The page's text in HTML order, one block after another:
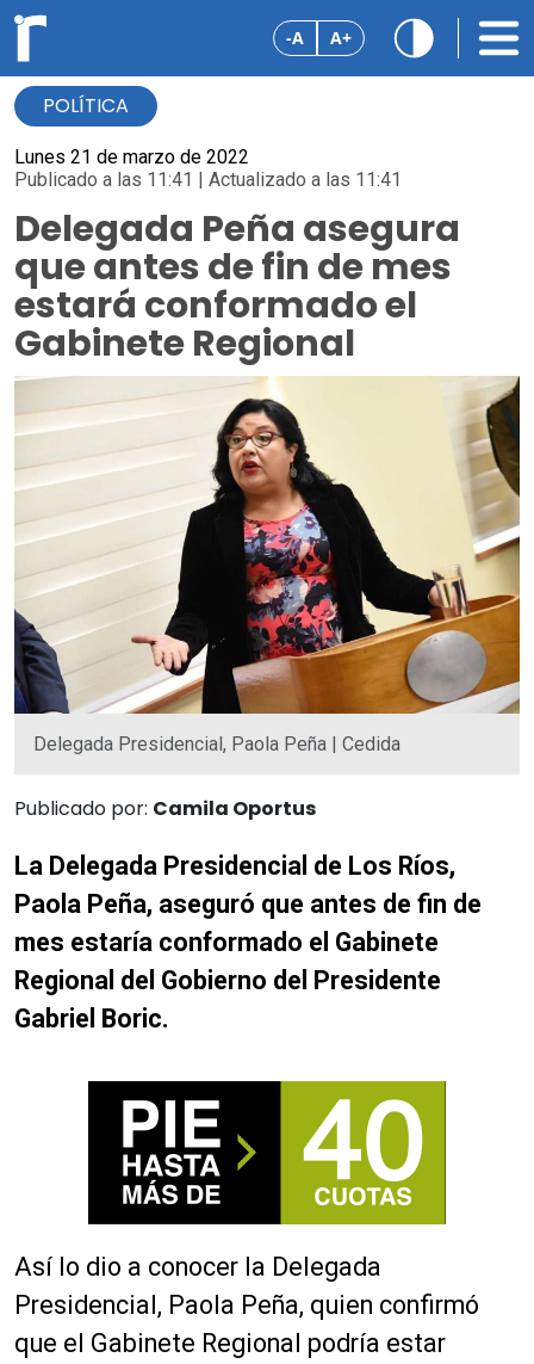
-A A+
POLÍTICA
Lunes 21 de marzo de 2022
Publicado a las 11:41 | Actualizado a las 11:41
Delegada Peña asegura
que antes de fin de mes
estará conformado el
Gabinete Regional
Delegada Presidencial, Paola Peña | Cedida
Publicado por: Camila Oportus
La Delegada Presidencial de Los Ríos,
Paola Peña, aseguró que antes de fin de
mes estaría conformado el Gabinete
Regional del Gobierno del Presidente
Gabriel Boric.
Así lo dio a conocer la Delegada
Presidencial, Paola Peña, quien confirmó
que el Gabinete Regional podría estar